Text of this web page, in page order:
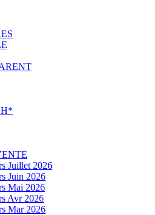
Juillet 2026
Juin 2026
Mai 2026
Avr 2026
Mar 2026